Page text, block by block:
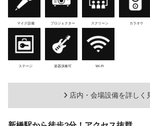
マイク設備 プロジェクター スクリーン カラオケ
ステージ 楽器演奏可 Wi-Fi
店内・会場設備を詳しく